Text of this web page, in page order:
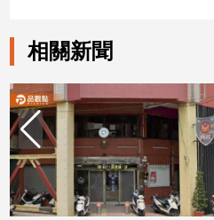
時
追
星
生
活
相關新聞